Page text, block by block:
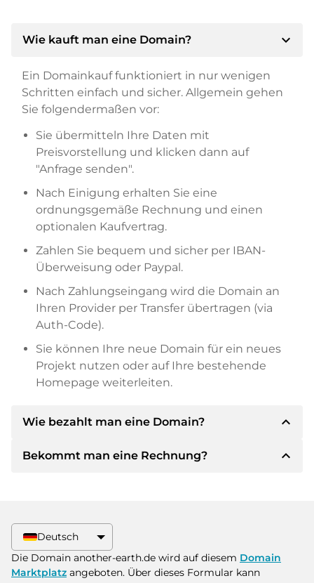
Wie kauft man eine Domain? expand_more
Ein Domainkauf funktioniert in nur wenigen
Schritten einfach und sicher. Allgemein gehen
Sie folgendermaßen vor:
Sie übermitteln Ihre Daten mit
Preisvorstellung und klicken dann auf
"Anfrage senden".
Nach Einigung erhalten Sie eine
ordnungsgemäße Rechnung und einen
optionalen Kaufvertrag.
Zahlen Sie bequem und sicher per IBAN-
Überweisung oder Paypal.
Nach Zahlungseingang wird die Domain an
Ihren Provider per Transfer übertragen (via
Auth-Code).
Sie können Ihre neue Domain für ein neues
Projekt nutzen oder auf Ihre bestehende
Homepage weiterleiten.
Wie bezahlt man eine Domain? expand_less
Nach einer Einigung wird der Inhaber Ihnen die
Zahlungsmethoden anbieten.
Bitte geben Sie bei der Überweisung immer
den Domainnamen und die
Bekommt man eine Rechnung? expand_less
größeren Kaufpreisen bekommen Sie auf
Wunsch auch einen zusätzlichen Kaufvertrag.
Deutsch
Die Domain another-earth.de wird auf diesem Domain
Marktplatz angeboten. Über dieses Formular kann